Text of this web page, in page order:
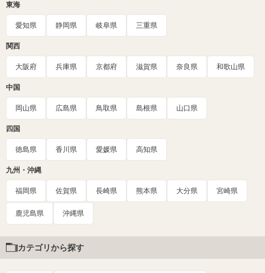
東海
愛知県 静岡県 岐阜県 三重県
関西
大阪府 兵庫県 京都府 滋賀県 奈良県 和歌山県
中国
岡山県 広島県 鳥取県 島根県 山口県
四国
徳島県 香川県 愛媛県 高知県
九州・沖縄
福岡県 佐賀県 長崎県 熊本県 大分県 宮崎県
鹿児島県 沖縄県
カテゴリから探す